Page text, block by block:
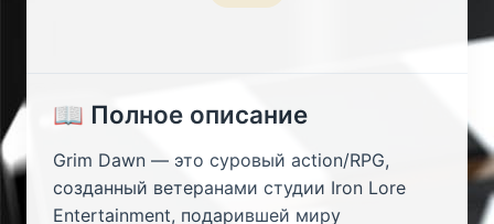
📖 Полное описание
Grim Dawn — это суровый action/RPG,
созданный ветеранами студии Iron Lore
Entertainment, подарившей миру